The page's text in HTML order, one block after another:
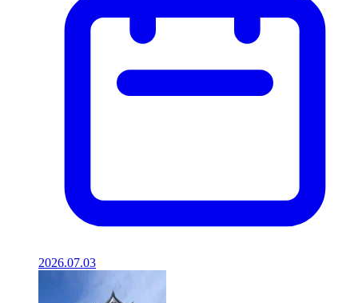
2026.07.03